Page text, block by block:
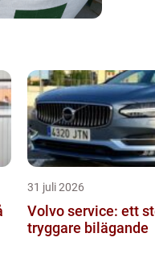
31 juli 2026
Volvo service: ett
tryggare bilägande